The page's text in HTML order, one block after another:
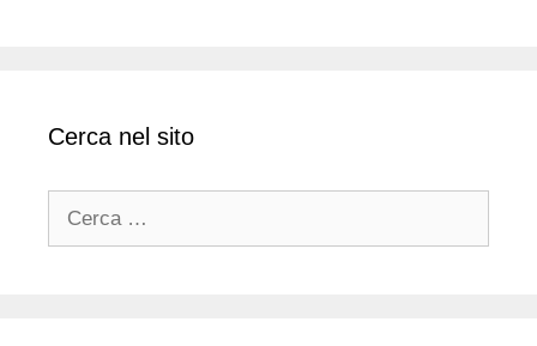
Cerca nel sito